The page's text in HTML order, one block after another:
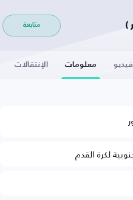
متابعة
فيديو معلومات الإنتقالات
لكرة القدم